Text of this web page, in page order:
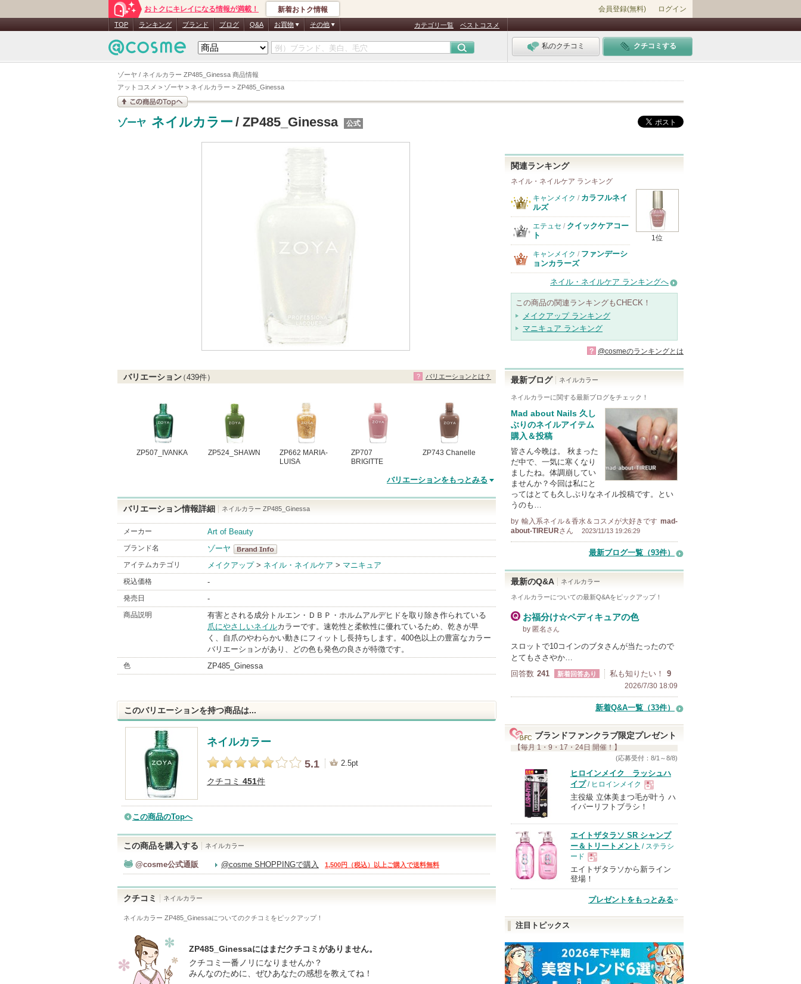
ゾーヤ / ネイルカラー ZP485_Ginessa 商品情報
アットコスメ > ゾーヤ > ネイルカラー > ZP485_Ginessa
おトクにキレイになる情報が満載！ 新着おトク情報 会員登録(無料) ログイン
TOP ランキング ブランド ブログ Q&A お買物 その他 カテゴリ一覧 ベストコスメ
私のクチコミ クチコミする
この商品の情報を見
ゾーヤ ネイルカラー / ZP485_Ginessa 公式
バリエーション（439件）
ZP507_IVANKA ZP524_SHAWN
ZP662 MARIA-
LUISA
ZP707
BRIGITTE
ZP743 Chanelle
バリエーションをもっとみる
バリエーションとは？
バリエーション情報詳細 ネイルカラー ZP485_Ginessa
メーカー Art of Beauty
ブランド名
ゾーヤ
ゾーヤ
BrandInfo
アイテムカテゴリ メイクアップ> ネイル・ネイルケア > マニキュア
税込価格 -
発売日 -
商品説明
有害とされる成分トルエン・ＤＢＰ・ホルムアルデヒドを取り除き作られている
爪にやさしいネイルカラーです。速乾性と柔軟性に優れているため、乾きが早
く、自爪のやわらかい動きにフィットし長持ちします。400色以上の豊富なカラー
バリエーションがあり、どの色も発色の良さが特徴です。
色 ZP485_Ginessa
このバリエーションを持つ商品は...
ネイルカラー
5.1
2.5pt
クチコミ 451件
この商品のTopへ
この商品を購入する ネイルカラー
@cosme公式通販 @cosme SHOPPINGで購入 1,500円（税込）以上ご購入で送料無料
クチコミ ネイルカラー
ネイルカラー ZP485_Ginessaについてのクチコミをピックアップ！
ZP485_Ginessaにはまだクチコミがありません。
クチコミ一番ノリになりませんか？
みんなのために、ぜひあなたの感想を教えてね！
関連ランキング
ネイル・ネイルケア ランキング
1位
キャンメイク / カラフルネイ
ルズ
エテュセ / クイックケアコー
ト
キャンメイク / ファンデーシ
ョンカラーズ
ネイル・ネイルケア ランキングへ
この商品の関連ランキングもCHECK！
メイクアップ ランキング
マニキュア ランキング
? @cosmeのランキングとは
最新ブログ ネイルカラー
ネイルカラーに関する最新ブログをチェック！
Mad about Nails 久し
ぶりのネイルアイテム
購入＆投稿
皆さん今晩は。 秋まった
だ中で、一気に寒くなり
ましたね。体調崩してい
ませんか？今回は私にと
ってはとても久しぶりなネイル投稿です。とい
うのも…
by 輸入系ネイル＆香水＆コスメが大好きです mad-
about-TIREURさん 2023/11/13 19:26:29
最新ブログ一覧（93件）
最新のQ&A ネイルカラー
ネイルカラーについての最新Q&Aをピックアップ！
お福分け☆ペディキュアの色
by 匿名 さん
スロットで10コインのブタさんが当たったので
とてもささやか…
回答数 241 新着回答あり 私も知りたい！ 9
2026/7/30 18:09
新着Q&A一覧（33件）
ブランドファンクラブ限定プレゼント
【毎月 1・9・17・24日 開催！】
(応募受付：8/1～8/8)
ヒロインメイク ラッシュハ
イプ/ ヒロインメイク
現
品
主役級 立体美まつ毛が叶う ハ
イパーリフトブラシ！
エイトザタラソ SR シャンプ
ー＆トリートメント / ステラシ
ード
現
品
エイトザタラソから新ライン
登場！
プレゼントをもっとみる
注目トピックス